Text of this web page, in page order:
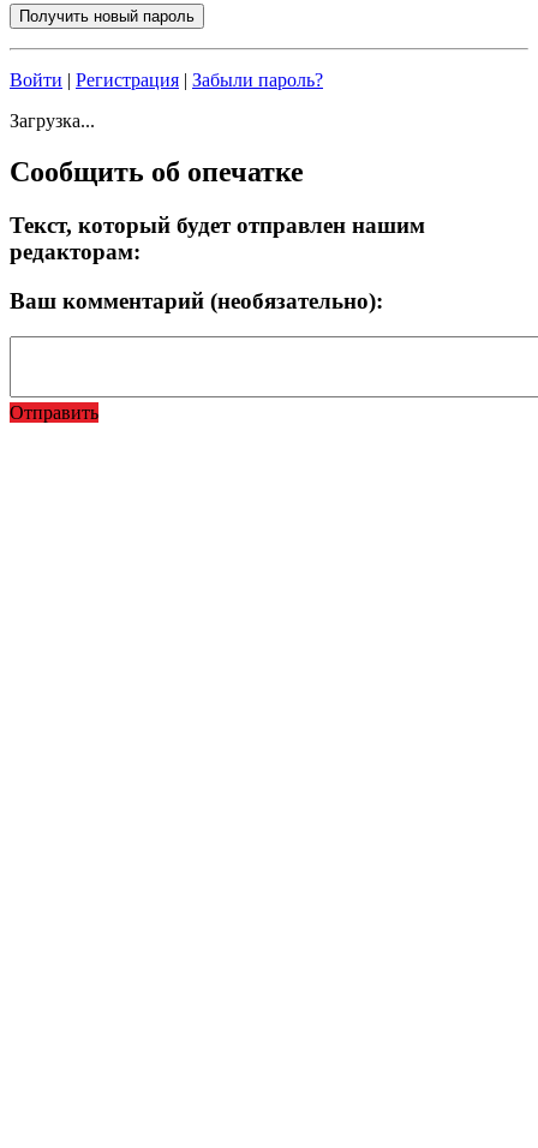
Войти | Регистрация | Забыли пароль?
Загрузка...
Сообщить об опечатке
Текст, который будет отправлен нашим
редакторам:
Ваш комментарий (необязательно):
Отправить